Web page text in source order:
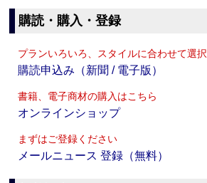
購読・購入・登録
プランいろいろ、スタイルに合わせて選択
購読申込み（新聞 / 電子版）
書籍、電子商材の購入はこちら
オンラインショップ
まずはご登録ください
メールニュース 登録（無料）